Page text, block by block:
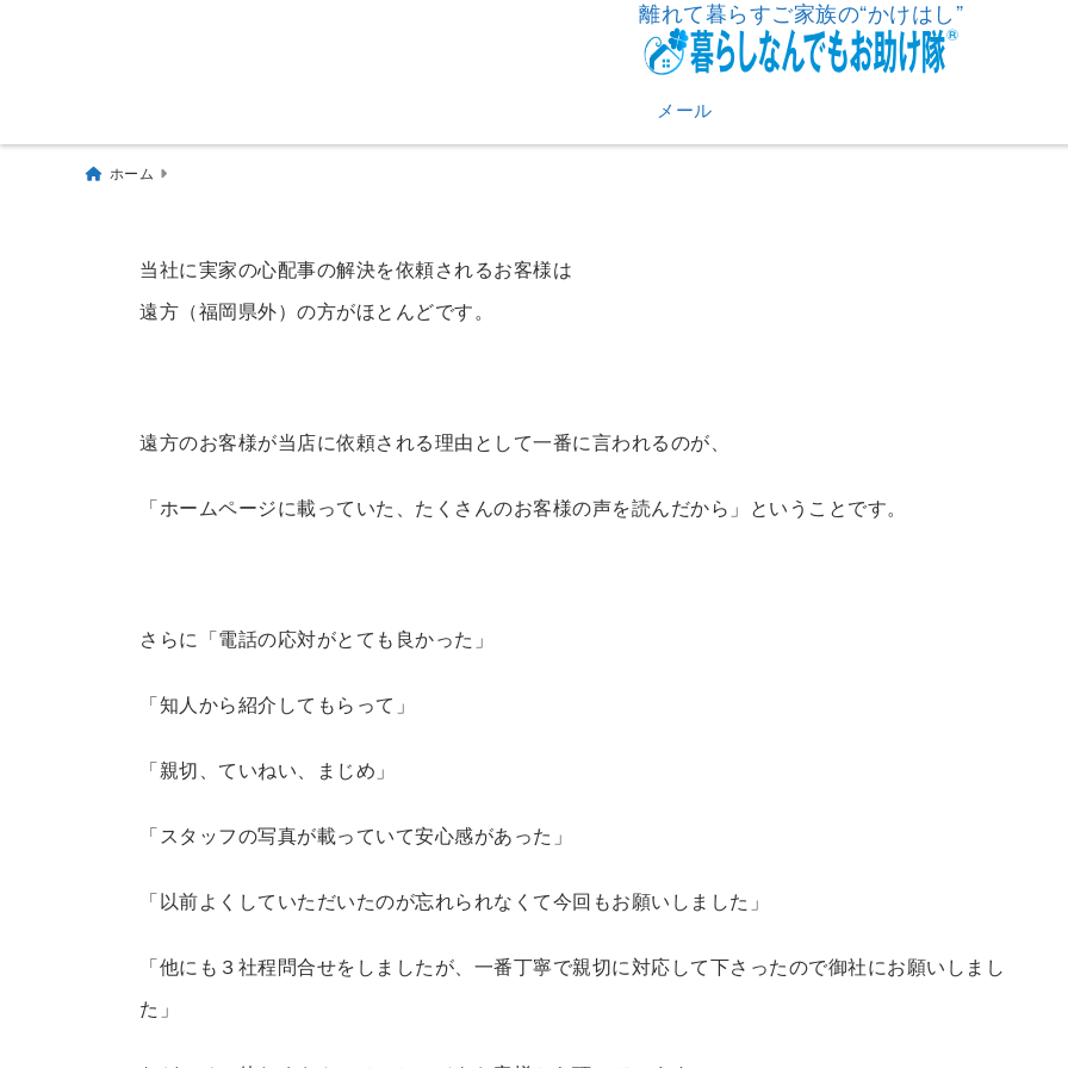
離れて暮らすご家族の“かけはし”
メール
ホーム
当社に実家の心配事の解決を依頼されるお客様は
遠方（福岡県外）の方がほとんどです。
遠方のお客様が当店に依頼される理由として一番に言われるのが、
「ホームページに載っていた、たくさんのお客様の声を読んだから」ということです。
さらに「電話の応対がとても良かった」
「知人から紹介してもらって」
「親切、ていねい、まじめ」
「スタッフの写真が載っていて安心感があった」
「以前よくしていただいたのが忘れられなくて今回もお願いしました」
「他にも３社程問合せをしましたが、一番丁寧で親切に対応して下さったので御社にお願いしまし
た」